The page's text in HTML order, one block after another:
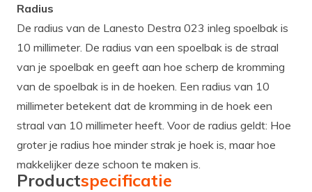
Radius
De radius van de Lanesto Destra 023 inleg spoelbak is
10 millimeter. De radius van een spoelbak is de straal
van je spoelbak en geeft aan hoe scherp de kromming
van de spoelbak is in de hoeken. Een radius van 10
millimeter betekent dat de kromming in de hoek een
straal van 10 millimeter heeft. Voor de radius geldt: Hoe
groter je radius hoe minder strak je hoek is, maar hoe
makkelijker deze schoon te maken is.
Productspecificatie